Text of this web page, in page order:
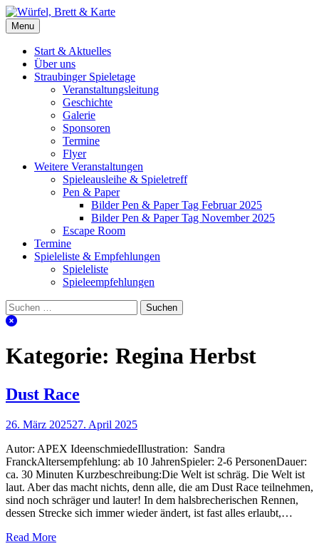
Skip
to
content
Würfel, Brett & Karte
Brettspielverein & Veranstalter Straubinger Spieletage
Menu
Start & Aktuelles
Über uns
Straubinger Spieletage
Veranstaltungsleitung
Geschichte
Galerie
Sponsoren
Termine
Flyer
Weitere Veranstaltungen
Spieleausleihe & Spieletreff
Pen & Paper
Bilder Pen & Paper Tag Februar 2025
Bilder Pen & Paper Tag November 2025
Escape Room
Termine
Spieleliste & Empfehlungen
Spieleliste
Spieleempfehlungen
Suchen
nach:
Kategorie: Regina Herbst
Dust Race
26. März 202527. April 2025
Autor: APEX IdeenschmiedeIllustration: Sandra
FranckAltersempfehlung: ab 10 JahrenSpieler: 2-6 PersonenDauer:
ca. 30 Minuten Kurzbeschreibung:Die Welt ist schräg. Die Welt ist
laut. Aber das macht nichts, denn alle, die am Dust Race teilnehmen,
sind noch schräger und lauter! In dem halsbrecherischen Rennen,
dessen Strecke sich immer wieder ändert, ist fast alles erlaubt,…
Read More